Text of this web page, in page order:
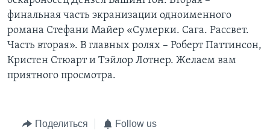
СОЦИАЛЬНЫЕ СЕТИ
финальная часть экранизации одноименного
романа Стефани Майер «Сумерки. Сага. Рассвет.
Часть вторая». В главных ролях – Роберт Паттинсон,
Кристен Стюарт и Тэйлор Лотнер. Желаем вам
приятного просмотра.
Поделиться Follow us